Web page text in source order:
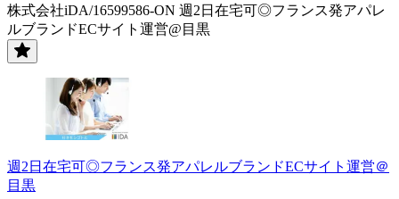
株式会社iDA/16599586-ON 週2日在宅可◎フランス発アパレ
ルブランドECサイト運営@目黒
週2日在宅可◎フランス発アパレルブランドECサイト運営＠
目黒